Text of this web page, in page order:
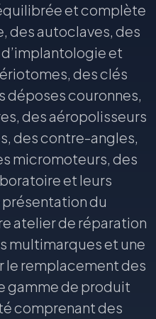
et complète
des autoclaves, des
et
des clés
déposes couronnes,
des aéropolisseurs
des contre-angles,
micromoteurs, des
et leurs
du
atelier de réparation
multimarques et une
remplacement des
gamme de produit
comprenant des